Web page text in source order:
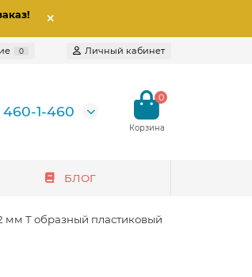
!
0 Личный кабинет
460-1-460
0
БЛОГ
мм Т образный пластиковый